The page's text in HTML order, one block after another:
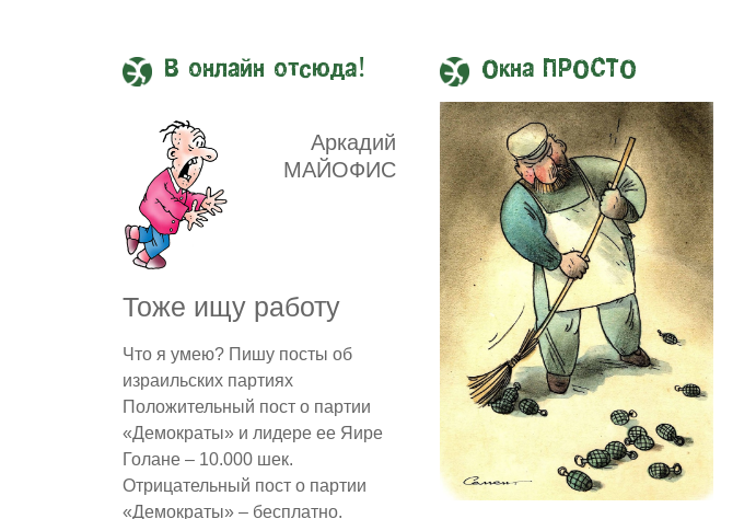
В онлайн отсюда!
Аркадий
МАЙОФИС
Тоже ищу работу
Что я умею? Пишу посты об
израильских партиях
Положительный пост о партии
«Демократы» и лидере ее Яире
Голане – 10.000 шек.
Отрицательный пост о партии
«Демократы» – бесплатно.
Окна ПРОСТО